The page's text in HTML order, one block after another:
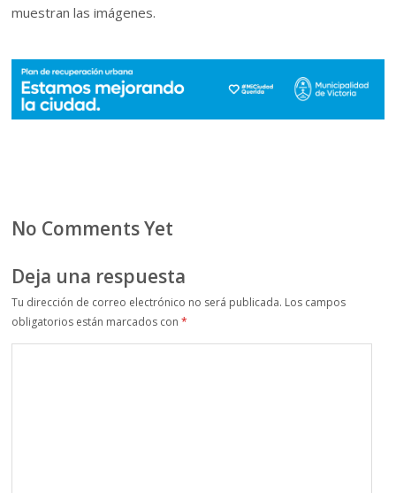
muestran las imágenes.
No Comments Yet
Deja una respuesta
Tu dirección de correo electrónico no será publicada. Los campos
obligatorios están marcados con*